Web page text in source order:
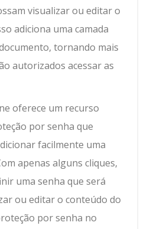
visualizar ou editar o
adiciona uma camada
tornando mais
autorizados acessar as
oferece um recurso
por senha que
facilmente uma
apenas alguns cliques,
uma senha que será
ou editar o conteúdo do
por senha no